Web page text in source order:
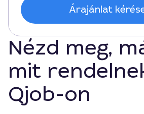
Árajánlat
Nézd meg,
mit
Qjob-on